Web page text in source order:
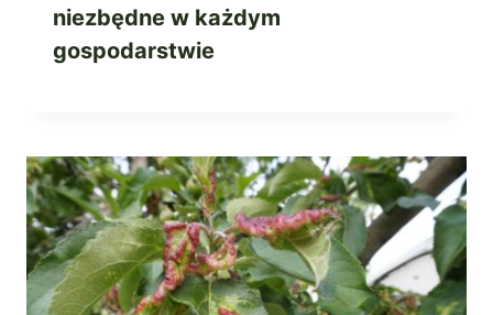
niezbędne w każdym
gospodarstwie